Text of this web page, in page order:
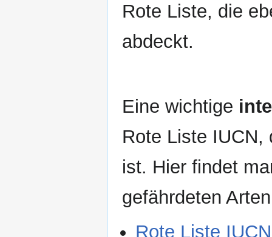
Rote Liste, die
abdeckt.
Eine wichtige
Rote Liste IUCN,
ist. Hier findet
gefährdeten
Rote Liste